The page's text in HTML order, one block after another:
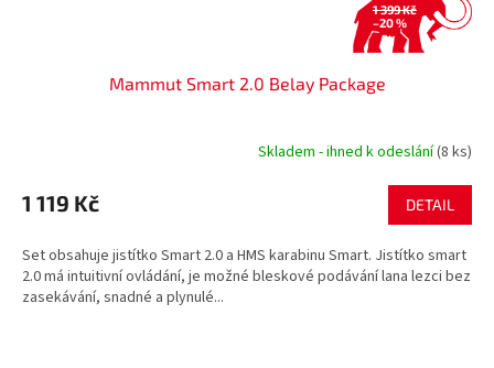
1 399 Kč
–20 %
Mammut Smart 2.0 Belay Package
Skladem - ihned k odeslání(8 ks)
1 119 Kč DETAIL
Set obsahuje jistítko Smart 2.0 a HMS karabinu Smart. Jistítko smart
2.0 má intuitivní ovládání, je možné bleskové podávání lana lezci bez
zasekávání, snadné a plynulé...